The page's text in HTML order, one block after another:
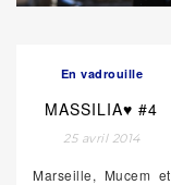
En vadrouille
MASSILIA♥ #4
25 avril 2014
Marseille, Mucem et